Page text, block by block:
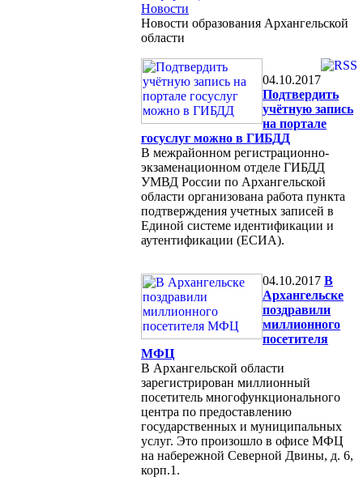
Новости
Новости образования Архангельской
области
04.10.2017
Подтвердить
учётную запись
на портале
госуслуг можно в ГИБДД
В межрайонном регистрационно-
экзаменационном отделе ГИБДД
УМВД России по Архангельской
области организована работа пункта
подтверждения учетных записей в
Единой системе идентификации и
аутентификации (ЕСИА).
04.10.2017 В
Архангельске
поздравили
миллионного
посетителя
МФЦ
В Архангельской области
зарегистрирован миллионный
посетитель многофункционального
центра по предоставлению
государственных и муниципальных
услуг. Это произошло в офисе МФЦ
на набережной Северной Двины, д. 6,
корп.1.